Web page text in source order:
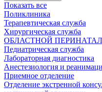
Показать все
Поликлиника
Терапевтическая служба
Хирургическая служба
ОБЛАСТНОЙ
Педиатрическая служба
Лабораторная диагностика
Анестезиология и
Приемное отделение
Отделение экстренной